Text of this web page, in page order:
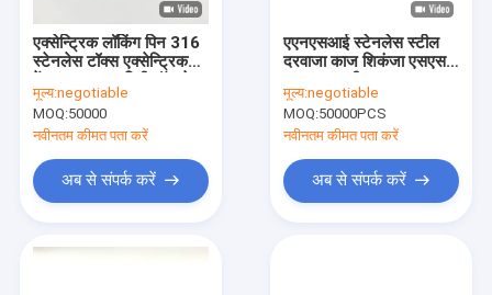
एक्सेन्ट्रिक लॉकिंग पिन 316
स्टेनलेस टॉक्स एक्सेन्ट्रिक
इलेक्ट्रोपोलिश्ड
मूल्य:negotiable
MOQ:50000
नवीनतम कीमत पता करें
अब से संपर्क करें
एएनएसआई स्टेनलेस स्टील
दरवाजा काज शिकंजा एसएस
कठोरता:
मूल्य:negotiable
MOQ:50000PCS
नवीनतम कीमत पता करें
अब से संपर्क करें